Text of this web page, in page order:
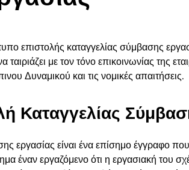
επιστολής καταγγελίας σύμβασης
με τον τόνο επικοινωνίας της
Δυναμικού και τις νομικές απαιτήσεις.
Καταγγελίας
εργασίας είναι ένα επίσημο έγγραφο
έναν εργαζόμενο ότι η εργασιακή του